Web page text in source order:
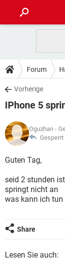
ANDROID
WINDOWS 10
WHATSAPP
FACEBOOK
TIPPS & TRICKS
SPIELE
WHATSAPP
FACEBOOK
DOWNLOADS
SPIELE
ANDROID
WINDOWS 10
WHATSAPP
SPIELE
ANDROID
WINDOWS 10
WHATSAPP
FACEBOOK
LEXIKON
SPIELE
WINDOWS 10
FACEBOOK
Forum
Vorherige
IPhone 5
Oguzhan -
Gesperrt
Guten Tag,
seid 2 stunden
springt nicht an
was kann ich tun
Share
Lesen Sie auch: